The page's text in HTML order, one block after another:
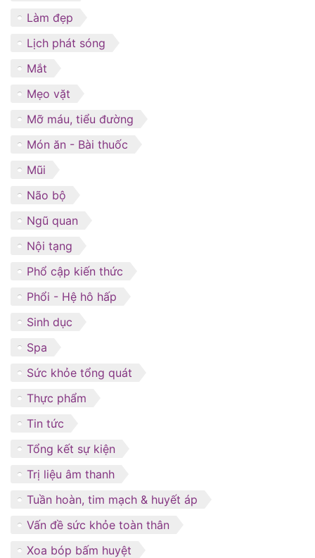
Làm đẹp
Lịch phát sóng
Mắt
Mẹo vặt
Mỡ máu, tiểu đường
Món ăn - Bài thuốc
Mũi
Não bộ
Ngũ quan
Nội tạng
Phổ cập kiến thức
Phổi - Hệ hô hấp
Sinh dục
Spa
Sức khỏe tổng quát
Thực phẩm
Tin tức
Tổng kết sự kiện
Trị liệu âm thanh
Tuần hoàn, tim mạch & huyết áp
Vấn đề sức khỏe toàn thân
Xoa bóp bấm huyệt